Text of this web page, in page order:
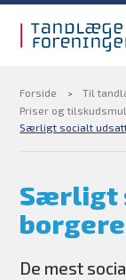
Til tandlæger
Om
Forside Til
Priser og
Særligt socialt
Særligt
De mest